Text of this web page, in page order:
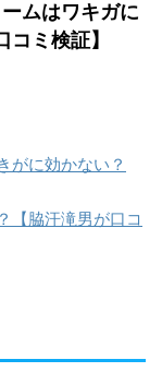
ムはワキガに
ミ検証】
がに効かない？
【脇汗滝男が口コ